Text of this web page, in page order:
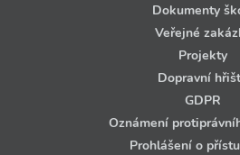
Dokumenty
Veřejné
Projekty
Dopravní
GDPR
Oznámení
Prohlášení o